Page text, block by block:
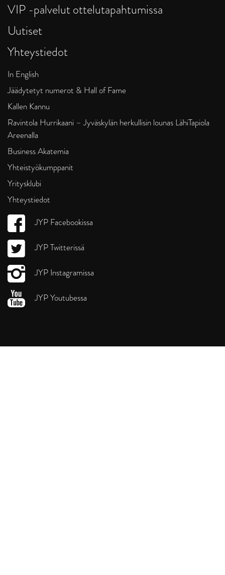
VIP -palvelut ottelutapahtumissa
Uutiset
Yhteystiedot
In English
Jäädytetyt numerot & Hall of Fame
Kallen Kannu
Ravintola Hurrikaani – Jyväskylän herkullisin lounas LähiTapiola
Areenalla
Business Akatemia
Yhteistyökumppanit
Yritysklubi
Yhteystiedot
JYP Facebookissa
JYP Twitterissä
JYP Instagramissa
JYP Youtubessa